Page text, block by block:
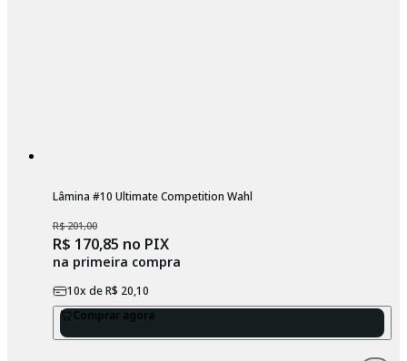
Lâmina #10 Ultimate Competition Wahl
R$ 201,00
R$ 170,85 no PIX
na primeira compra
10x deR$ 20,10
Comprar agora